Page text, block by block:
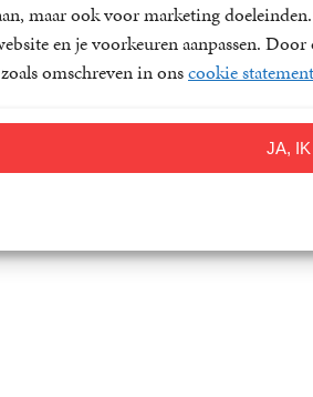
maar ook voor marketing
en je voorkeuren aanpassen.
omschreven in onscookie statement
JA,